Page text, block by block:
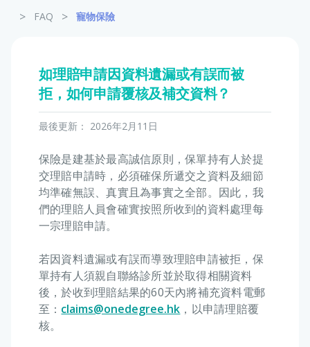
> FAQ > 寵物保險
如理賠申請因資料遺漏或有誤而被
拒，如何申請覆核及補交資料？
最後更新： 2026年2月11日
保險是建基於最高誠信原則，保單持有人於提
交理賠申請時，必須確保所遞交之資料及細節
均準確無誤、真實且為事實之全部。因此，我
們的理賠人員會確實按照所收到的資料處理每
一宗理賠申請。
若因資料遺漏或有誤而導致理賠申請被拒，保
單持有人須親自聯絡診所並於取得相關資料
後，於收到理賠結果的60天內將補充資料電郵
至： claims@onedegree.hk ，以申請理賠覆
核。